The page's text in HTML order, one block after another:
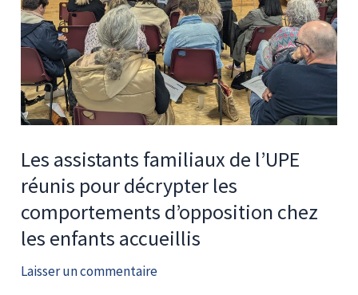
Les assistants familiaux de l’UPE
réunis pour décrypter les
comportements d’opposition chez
les enfants accueillis
Laisser un commentaire
réunis
pour
décrypter
les
comportements
d’opposition
les
enfants
accueillis